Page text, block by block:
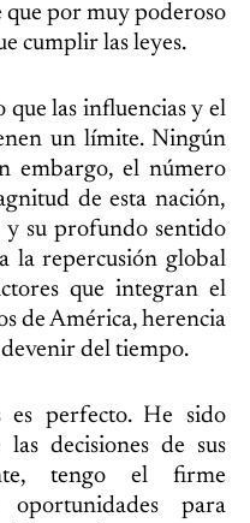
que por muy poderoso
cumplir las leyes.
las influencias y el
un límite. Ningún
embargo, el número
de esta nación,
y su profundo sentido
la repercusión global
que integran el
de América, herencia
del tiempo.
es perfecto. He sido
decisiones de sus
tengo el firme
para